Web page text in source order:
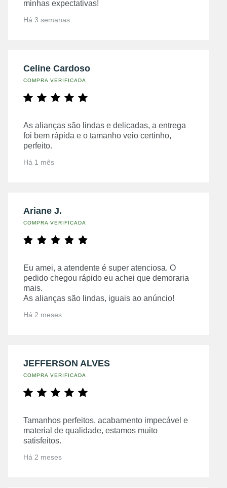
minhas expectativas!
Há 3 semanas
Celine Cardoso
COMPRA VERIFICADA
As alianças são lindas e delicadas, a entrega
foi bem rápida e o tamanho veio certinho,
perfeito.
Há 1 mês
Ariane J.
COMPRA VERIFICADA
Eu amei, a atendente é super atenciosa. O
pedido chegou rápido eu achei que demoraria
mais.
As alianças são lindas, iguais ao anúncio!
Há 2 meses
JEFFERSON ALVES
COMPRA VERIFICADA
Tamanhos perfeitos, acabamento impecável e
material de qualidade, estamos muito
satisfeitos.
Há 2 meses